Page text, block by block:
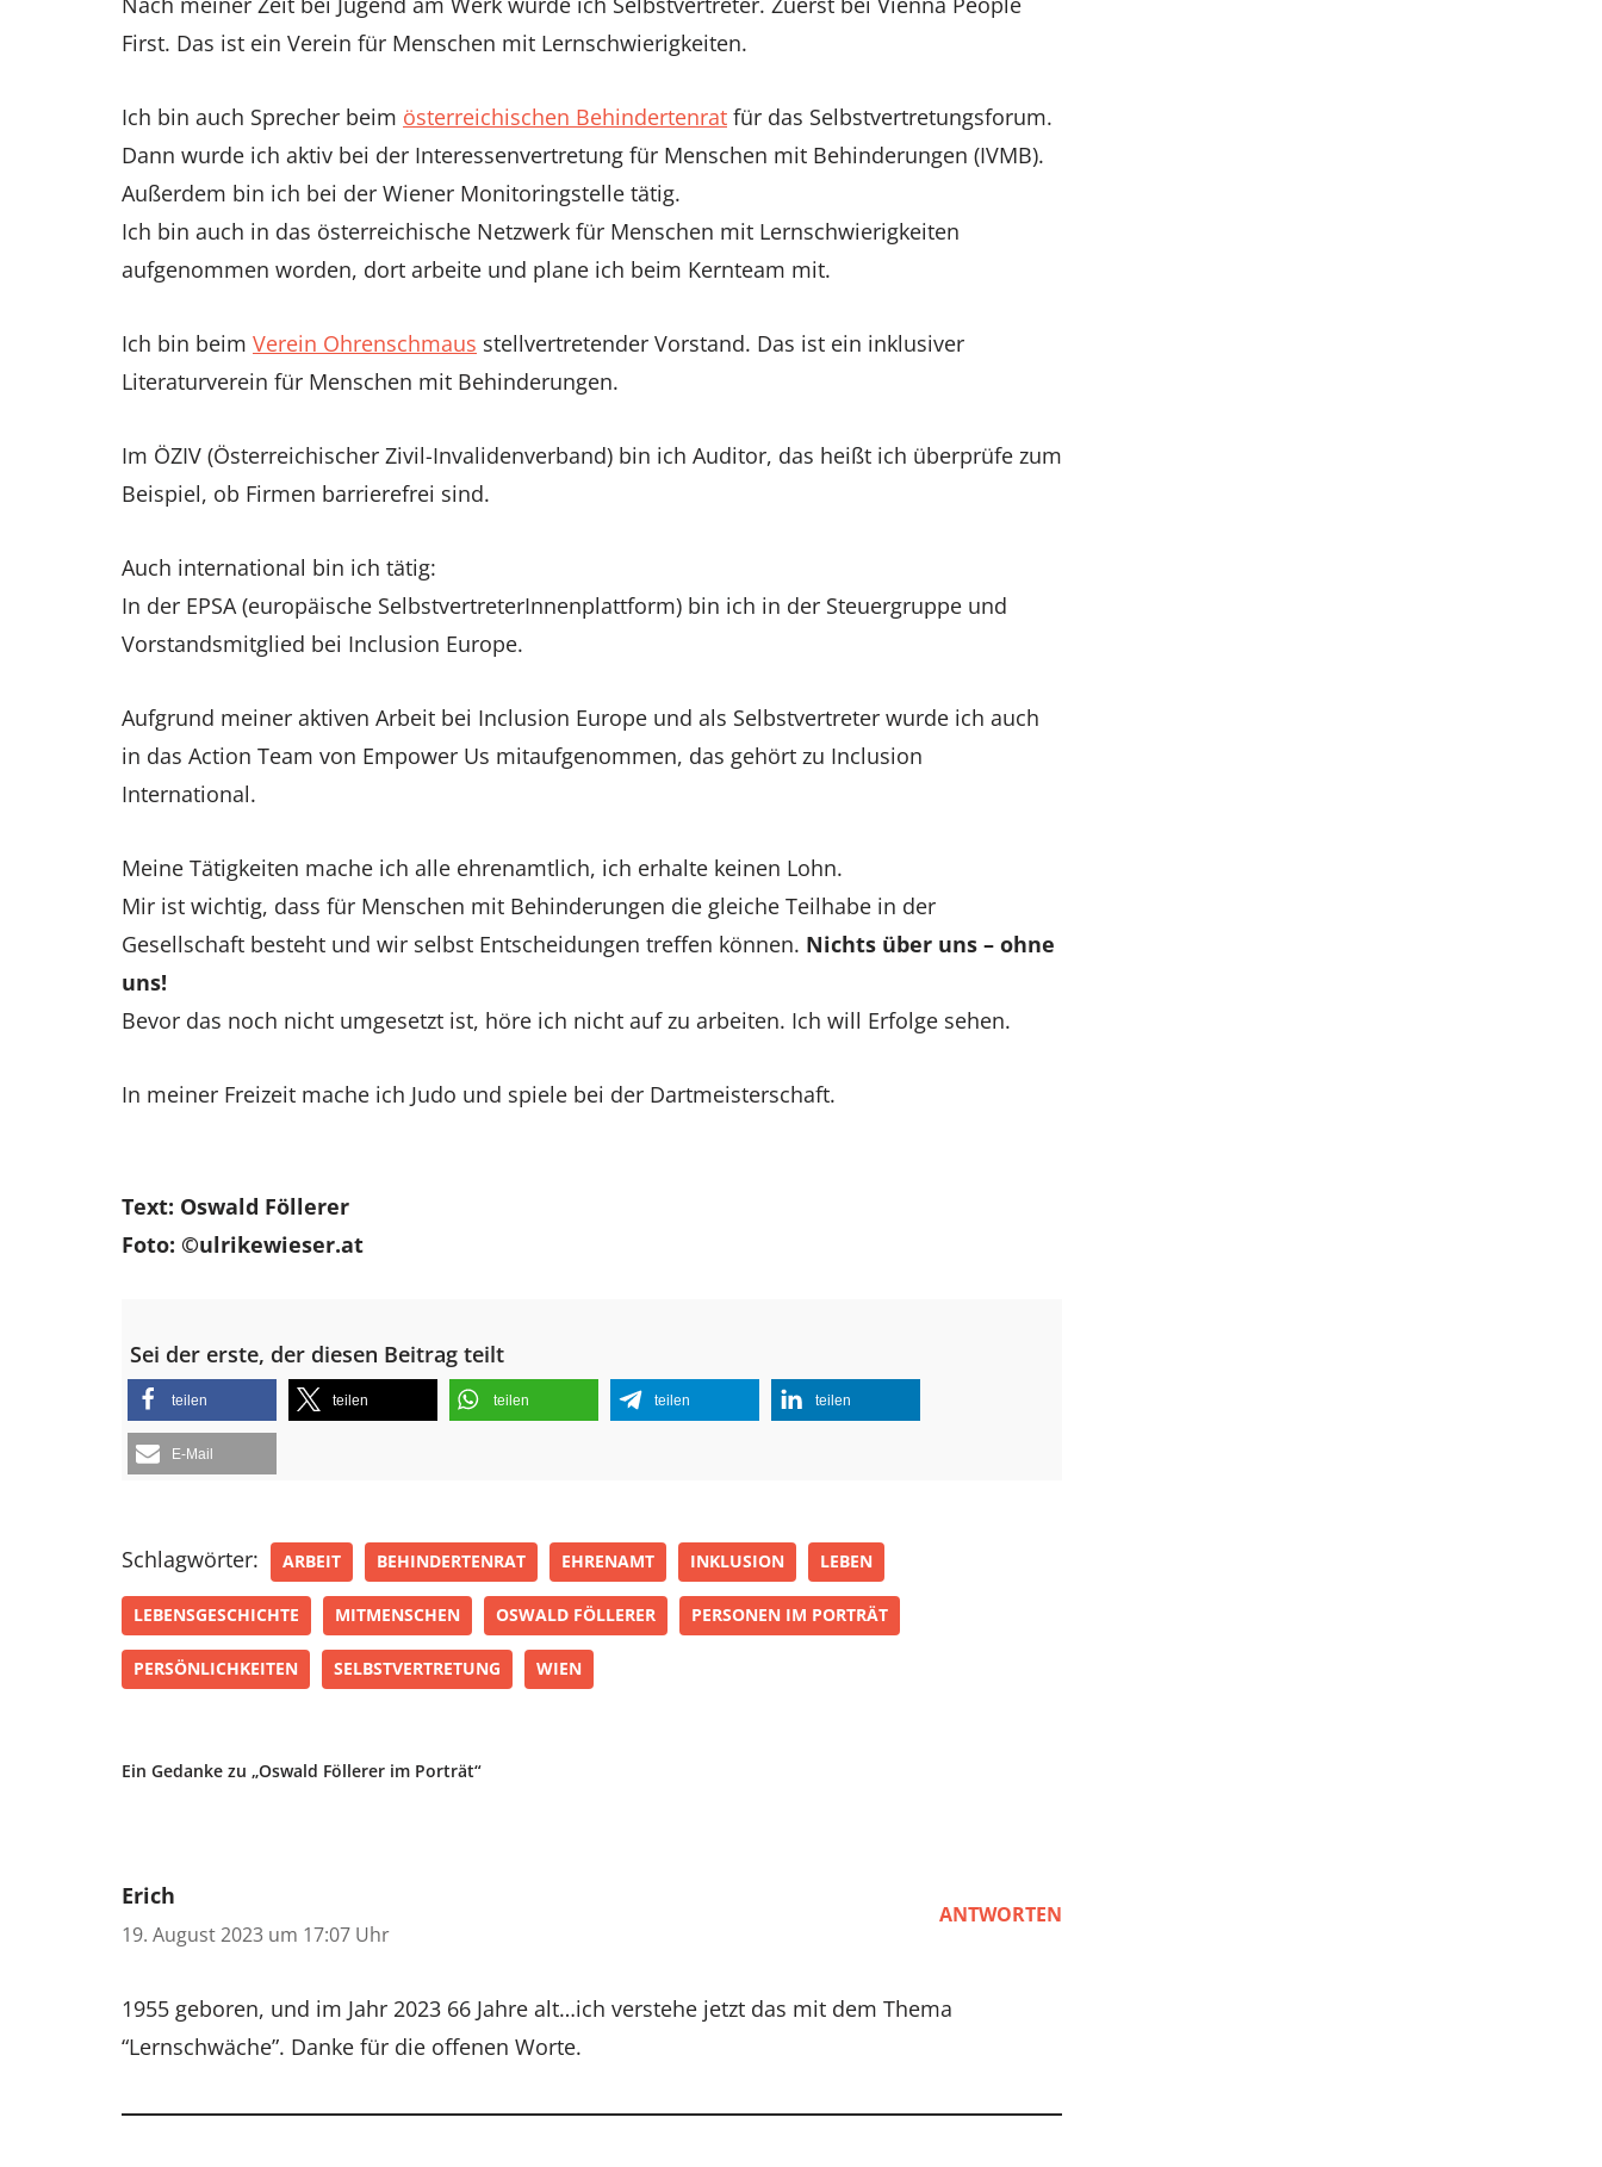
First. Das ist ein Verein für Menschen mit Lernschwierigkeiten.
Ich bin auch Sprecher beim österreichischen Behindertenrat für das Selbstvertretungsforum.
Dann wurde ich aktiv bei der Interessenvertretung für Menschen mit Behinderungen (IVMB).
Außerdem bin ich bei der Wiener Monitoringstelle tätig.
Ich bin auch in das österreichische Netzwerk für Menschen mit Lernschwierigkeiten
aufgenommen worden, dort arbeite und plane ich beim Kernteam mit.
Ich bin beim Verein Ohrenschmaus stellvertretender Vorstand. Das ist ein inklusiver
Literaturverein für Menschen mit Behinderungen.
Im ÖZIV (Österreichischer Zivil-Invalidenverband) bin ich Auditor, das heißt ich überprüfe zum
Beispiel, ob Firmen barrierefrei sind.
Auch international bin ich tätig:
In der EPSA (europäische SelbstvertreterInnenplattform) bin ich in der Steuergruppe und
Vorstandsmitglied bei Inclusion Europe.
Aufgrund meiner aktiven Arbeit bei Inclusion Europe und als Selbstvertreter wurde ich auch
in das Action Team von Empower Us mitaufgenommen, das gehört zu Inclusion
International.
Meine Tätigkeiten mache ich alle ehrenamtlich, ich erhalte keinen Lohn.
Mir ist wichtig, dass für Menschen mit Behinderungen die gleiche Teilhabe in der
Gesellschaft besteht und wir selbst Entscheidungen treffen können. Nichts über uns – ohne
uns!
Bevor das noch nicht umgesetzt ist, höre ich nicht auf zu arbeiten. Ich will Erfolge sehen.
In meiner Freizeit mache ich Judo und spiele bei der Dartmeisterschaft.
Text: Oswald Föllerer
Foto: ©ulrikewieser.at
Sei der erste, der diesen Beitrag teilt
teilen teilen teilen teilen teilen
E-Mail
Schlagwörter: ARBEIT BEHINDERTENRAT EHRENAMT INKLUSION LEBEN
LEBENSGESCHICHTE MITMENSCHEN OSWALD FÖLLERER PERSONEN IM PORTRÄT
PERSÖNLICHKEITEN SELBSTVERTRETUNG WIEN
Ein Gedanke zu „Oswald Föllerer im Porträt“
Erich
19. August 2023 um 17:07 Uhr
ANTWORTEN
1955 geboren, und im Jahr 2023 66 Jahre alt…ich verstehe jetzt das mit dem Thema
“Lernschwäche”. Danke für die offenen Worte.